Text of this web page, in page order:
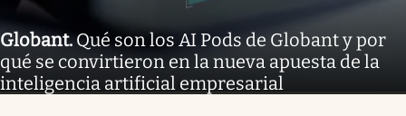
Globant.Qué son los AI Pods de Globant y por
qué se convirtieron en la nueva apuesta de la
inteligencia artificial empresarial